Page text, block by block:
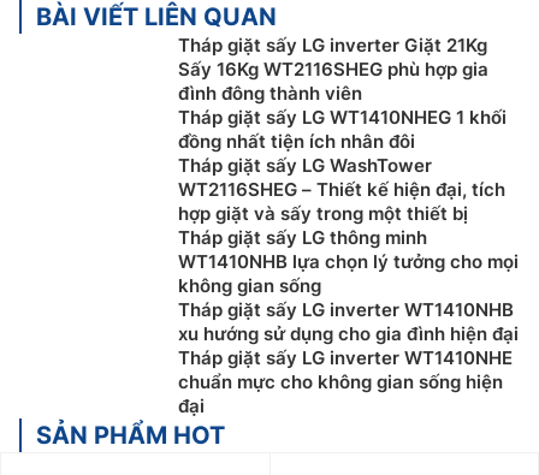
BÀI VIẾT LIÊN QUAN
Tháp giặt sấy LG inverter Giặt 21Kg
Sấy 16Kg WT2116SHEG phù hợp gia
đình đông thành viên
Tháp giặt sấy LG WT1410NHEG 1 khối
đồng nhất tiện ích nhân đôi
Tháp giặt sấy LG WashTower
WT2116SHEG – Thiết kế hiện đại, tích
hợp giặt và sấy trong một thiết bị
Tháp giặt sấy LG thông minh
WT1410NHB lựa chọn lý tưởng cho mọi
không gian sống
Tháp giặt sấy LG inverter WT1410NHB
xu hướng sử dụng cho gia đình hiện đại
Tháp giặt sấy LG inverter WT1410NHE
chuẩn mực cho không gian sống hiện
đại
SẢN PHẨM HOT